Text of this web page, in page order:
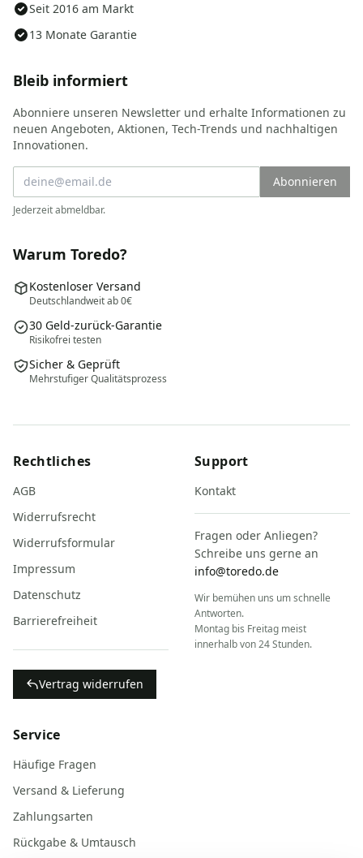
Seit 2016 am Markt
13 Monate Garantie
Bleib informiert
Abonniere unseren Newsletter und erhalte Informationen zu
neuen Angeboten, Aktionen, Tech-Trends und nachhaltigen
Innovationen.
Abonnieren
Jederzeit abmeldbar.
Warum Toredo?
Kostenloser Versand
Deutschlandweit ab 0€
30 Geld-zurück-Garantie
Risikofrei testen
Sicher & Geprüft
Mehrstufiger Qualitätsprozess
Rechtliches
AGB
Widerrufsrecht
Widerrufsformular
Impressum
Datenschutz
Barrierefreiheit
Vertrag widerrufen
Support
Kontakt
Fragen oder Anliegen?
Schreibe uns gerne an
info@toredo.de
Wir bemühen uns um schnelle
Antworten.
Montag bis Freitag meist
innerhalb von 24 Stunden.
Service
Häufige Fragen
Versand & Lieferung
Zahlungsarten
Rückgabe & Umtausch